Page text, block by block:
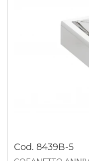
Cod. 8439B-5